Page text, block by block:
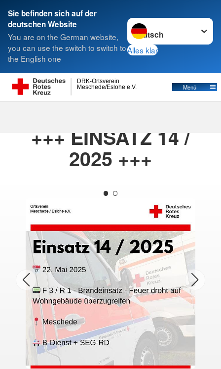
Sie befinden sich auf der
deutschen Website
You are on the German website,
you can use the switch to switch to
the English one
Sprache wechseln zu
Alles klar
Meschede/Eslohe e.V.
DRK-Ortsverein
Menü
Suche
+++ EINSATZ 14 /
2025 +++